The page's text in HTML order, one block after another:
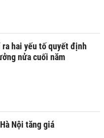
ra hai yếu tố quyết định
nửa cuối năm
Nội tăng giá